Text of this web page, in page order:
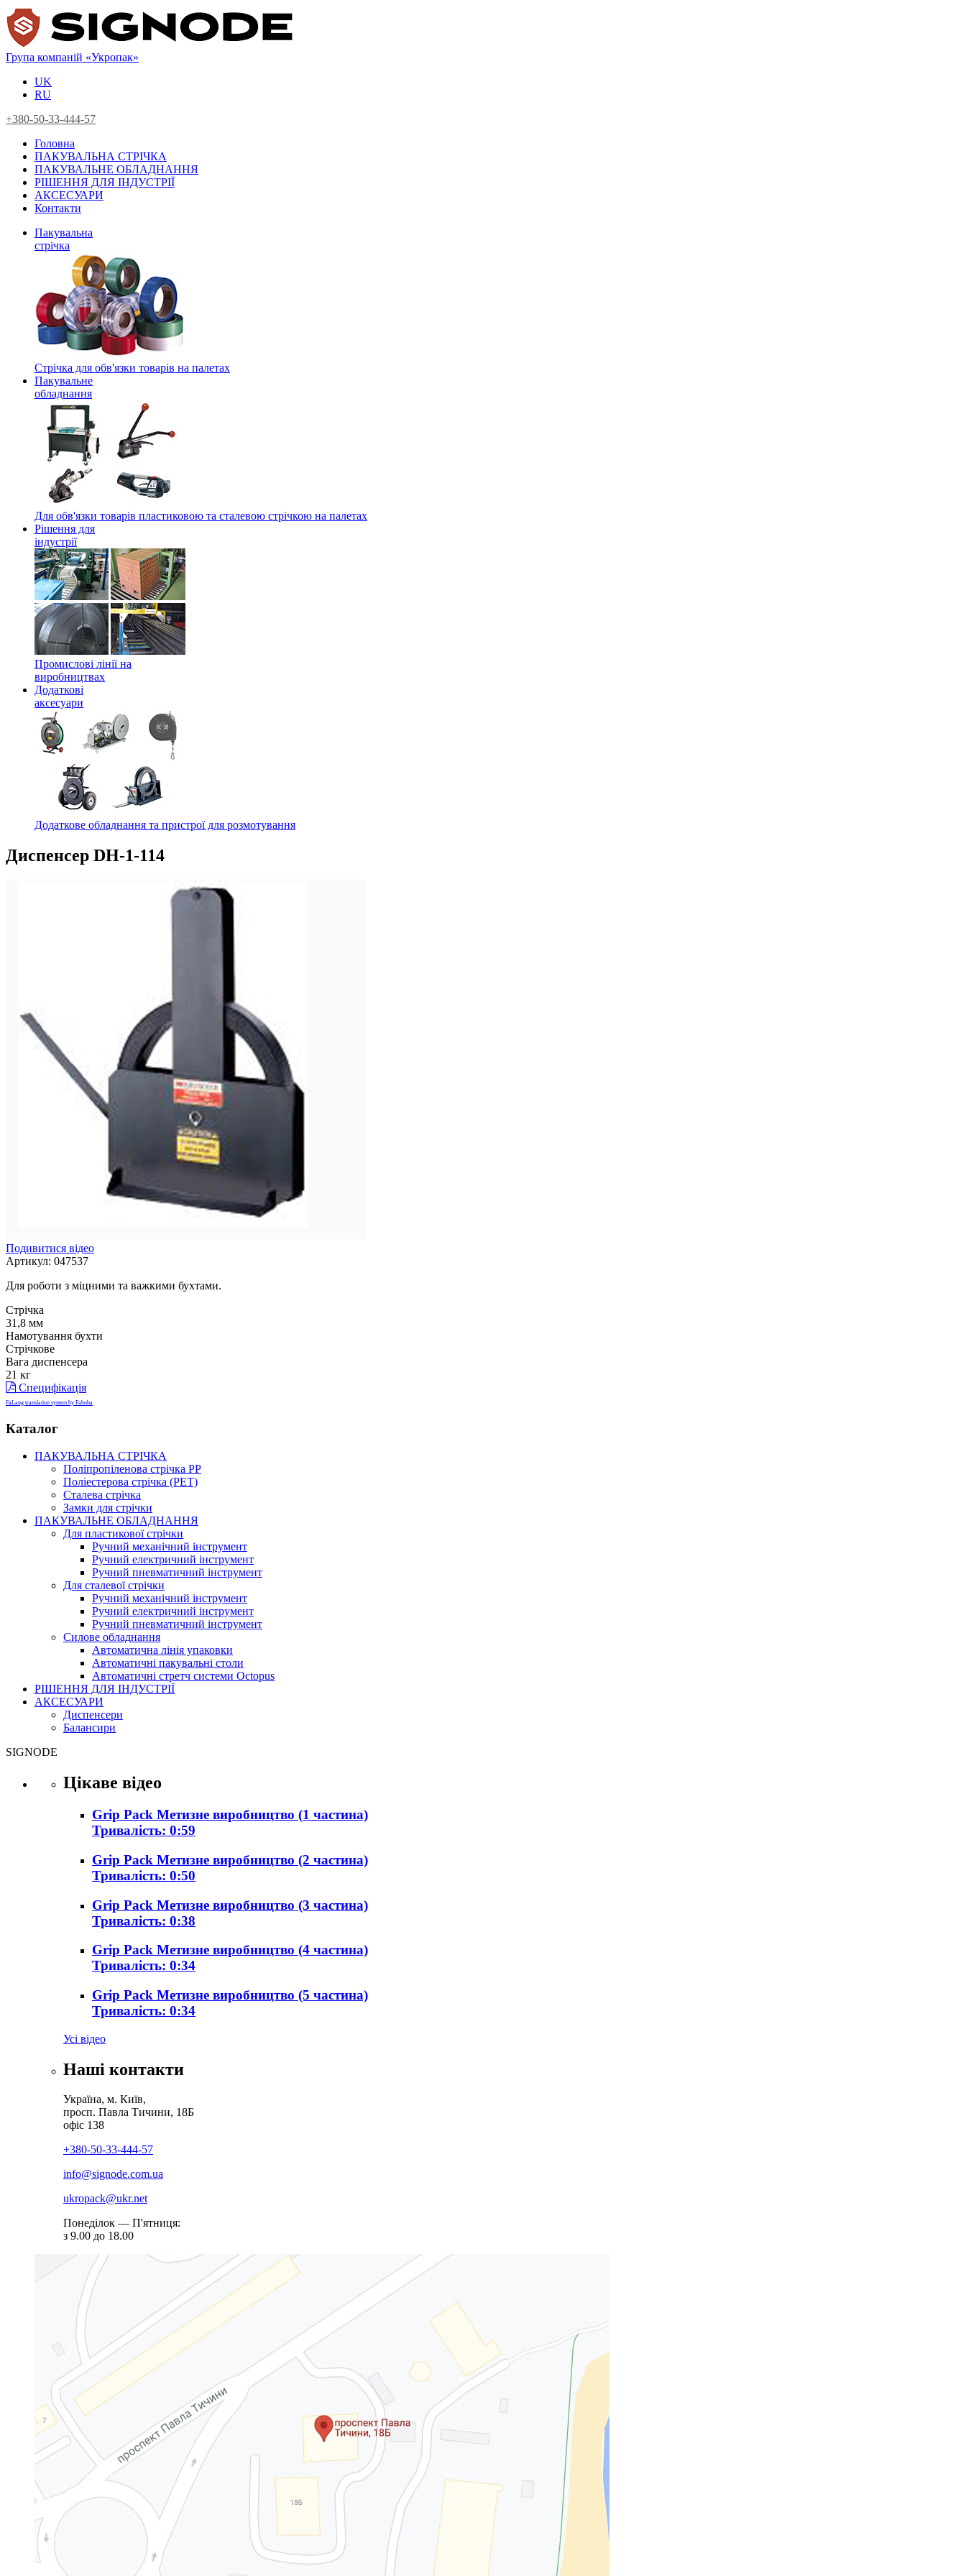
Група компаній «Укропак»
UK
RU
+380-50-33-444-57
Головна
ПАКУВАЛЬНА СТРІЧКА
ПАКУВАЛЬНЕ ОБЛАДНАННЯ
РІШЕННЯ ДЛЯ ІНДУСТРІЇ
АКСЕСУАРИ
Контакти
Пакувальна
стрічка
Стрічка для обв'язки товарів на палетах
Пакувальне
обладнання
Для обв'язки товарів пластиковою та сталевою стрічкою на палетах
Рішення для
індустрії
Промислові лінії на
виробництвах
Додаткові
аксесуари
Додаткове обладнання та пристрої для розмотування
Диспенсер DH-1-114
Подивитися відео
Артикул: 047537
Для роботи з міцними та важкими бухтами.
Стрічка
31,8 мм
Намотування бухти
Стрічкове
Вага диспенсера
21 кг
Специфікація
FaLang translation system by Faboba
Каталог
ПАКУВАЛЬНА СТРІЧКА
Поліпропіленова стрічка РР
Поліестерова стрічка (PET)
Сталева стрічка
Замки для стрічки
ПАКУВАЛЬНЕ ОБЛАДНАННЯ
Для пластикової стрічки
Ручний механічний інструмент
Ручний електричний інструмент
Ручний пневматичний інструмент
Для сталевої стрічки
Ручний механічний інструмент
Ручний електричний інструмент
Ручний пневматичний інструмент
Силове обладнання
Автоматична лінія упаковки
Автоматичні пакувальні столи
Автоматичні стретч системи Octopus
РІШЕННЯ ДЛЯ ІНДУСТРІЇ
АКСЕСУАРИ
Диспенсери
Балансири
SIGNODE
Цікаве відео
Grip Pack Метизне виробництво (1 частина)
Тривалість: 0:59
Grip Pack Метизне виробництво (2 частина)
Тривалість: 0:50
Grip Pack Метизне виробництво (3 частина)
Тривалість: 0:38
Grip Pack Метизне виробництво (4 частина)
Тривалість: 0:34
Grip Pack Метизне виробництво (5 частина)
Тривалість: 0:34
Усі відео
Наші контакти
Україна, м. Київ,
просп. Павла Тичини, 18Б
офіс 138
+380-50-33-444-57
info@signode.com.ua
ukropack@ukr.net
Понеділок — П'ятниця:
з 9.00 до 18.00